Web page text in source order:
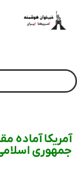
آمریکا آماده‌
جمهوری